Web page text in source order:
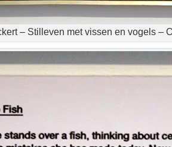
– Stilleven met vissen en vogels –